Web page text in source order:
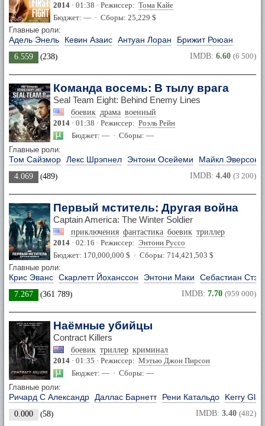
2014 · 01:38 · Режиссер: Тома Кайе
Бюджет: — · Сборы: 25,229 $
Главные роли:
Адель Энель Кевин Азаис Антуан Лоран Брижит Роюан
6.559 (238) IMDB: 6.60 (6 500)
Команда восемь: В тылу врага
Seal Team Eight: Behind Enemy Lines
боевик драма военный
2014 · 01:38 · Режиссер: Роэль Рейн
Бюджет: — · Сборы: —
Главные роли:
Том Сайзмор Лекс Шрэпнел Энтони Осейеми Майкл Эверсон
4.069 (489) IMDB: 4.40 (3 200)
Первый мститель: Другая война
Captain America: The Winter Soldier
приключения фантастика боевик триллер
2014 · 02:16 · Режиссер: Энтони Руссо
Бюджет: 170,000,000 $ · Сборы: 714,421,503 $
Главные роли:
Крис Эванс Скарлетт Йоханссон Энтони Маки Себастиан Стэн
7.267 (361 789) IMDB: 7.70 (959 000)
Наёмные убийцы
Contract Killers
боевик триллер криминал
2014 · 01:35 · Режиссер: Мэтью Джон Пирсон
Бюджет: — · Сборы: —
Главные роли:
Ричард С Александр Даллас Барнетт Рени Катальдо Kerry
0.000 (58) IMDB: 3.40 (482)